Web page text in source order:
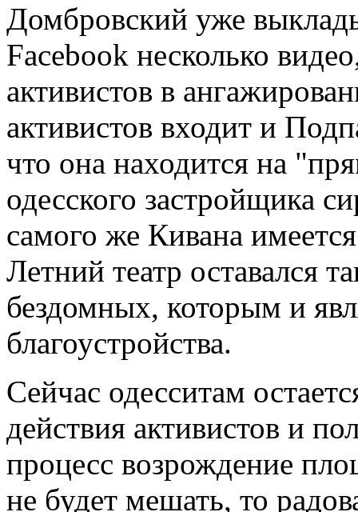
Домбровский уже
Facebook несколько
активистов в
активистов входит и
что она находится на
одесского застройщика
самого же Кивана
Летний театр оставался
бездомных, которым и
благоустройства.
Сейчас одесситам
действия активистов и
процесс возрождение
не будет мешать, то